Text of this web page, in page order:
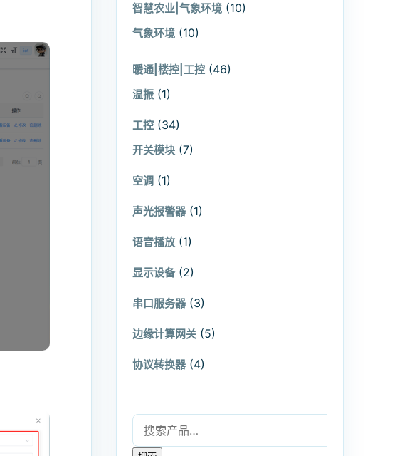
智慧农业|气象环境 (10)
气象环境 (10)
暖通|楼控|工控 (46)
温振 (1)
工控 (34)
开关模块 (7)
空调 (1)
声光报警器 (1)
语音播放 (1)
显示设备 (2)
串口服务器 (3)
边缘计算网关 (5)
协议转换器 (4)
搜索：